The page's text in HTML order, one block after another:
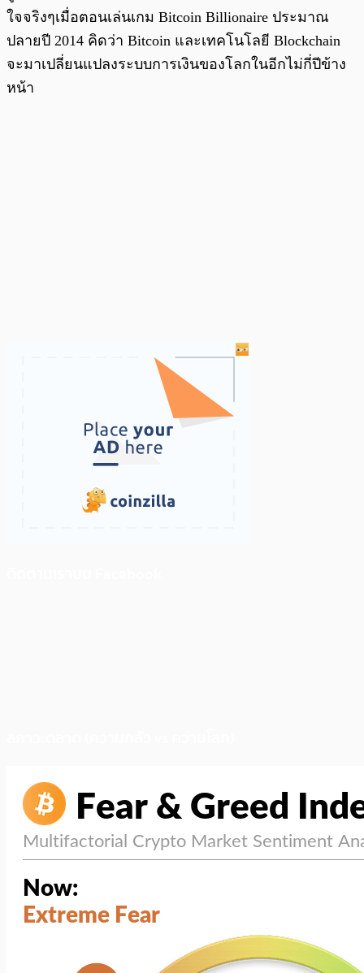
ใจจริงๆเมื่อตอนเล่นเกม Bitcoin Billionaire ประมาณ
ปลายปี 2014 คิดว่า Bitcoin และเทคโนโลยี Blockchain
จะมาเปลี่ยนแปลงระบบการเงินของโลกในอีกไม่กี่ปีข้าง
หน้า